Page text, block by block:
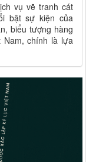
vụ vẽ tranh cát
bật sự kiện của
biểu tượng hàng
Nam, chính là lựa